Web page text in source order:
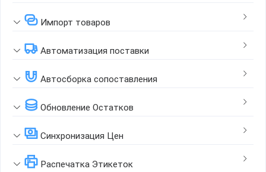
Импорт товаров
Автоматизация поставки
Автосборка сопоставления
Обновление Остатков
Синхронизация Цен
Распечатка Этикеток